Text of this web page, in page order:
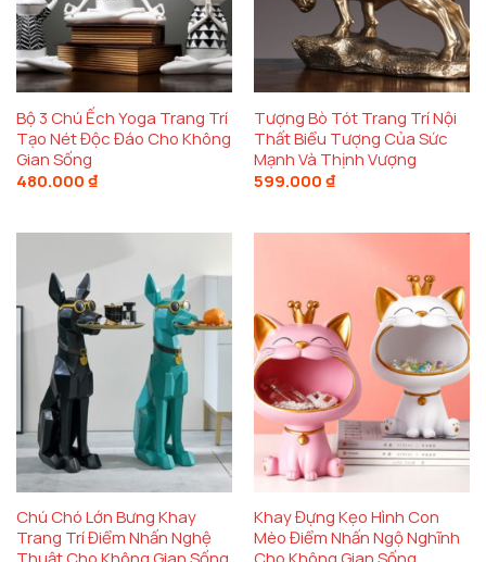
Bộ 3 Chú Ếch Yoga Trang Trí
Tạo Nét Độc Đáo Cho Không
Gian Sống
480.000 ₫
Tượng Bò Tót Trang Trí Nội
Thất Biểu Tượng Của Sức
Mạnh Và Thịnh Vượng
599.000 ₫
Chú Chó Lớn Bưng Khay
Trang Trí Điểm Nhấn Nghệ
Khay Đựng Kẹo Hình Con
Mèo Điểm Nhấn Ngộ Nghĩnh